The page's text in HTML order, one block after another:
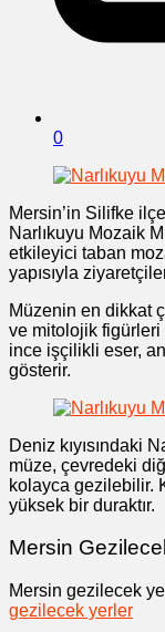
0
Mersin’in Silifke
Narlıkuyu Mozaik
etkileyici taban
yapısıyla
Müzenin en dikkat
ve mitolojik
ince işçilikli eser,
gösterir.
Deniz kıyısındaki
müze, çevredeki
kolayca gezilebilir.
yüksek bir duraktır.
Mersin
Mersin gezilecek
gezilecek yerler